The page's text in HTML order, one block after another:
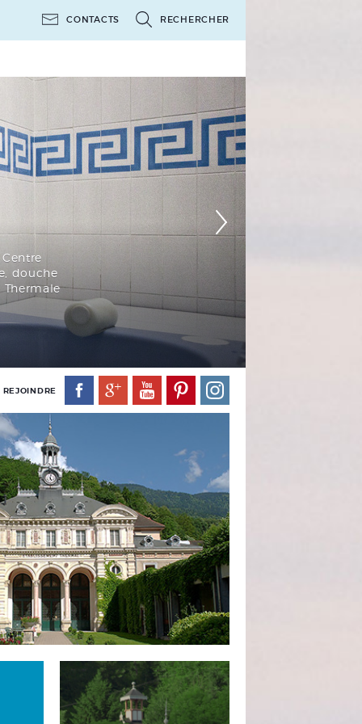
CONTACTS RECHERCHER
douche
Thermale
REJOINDRE